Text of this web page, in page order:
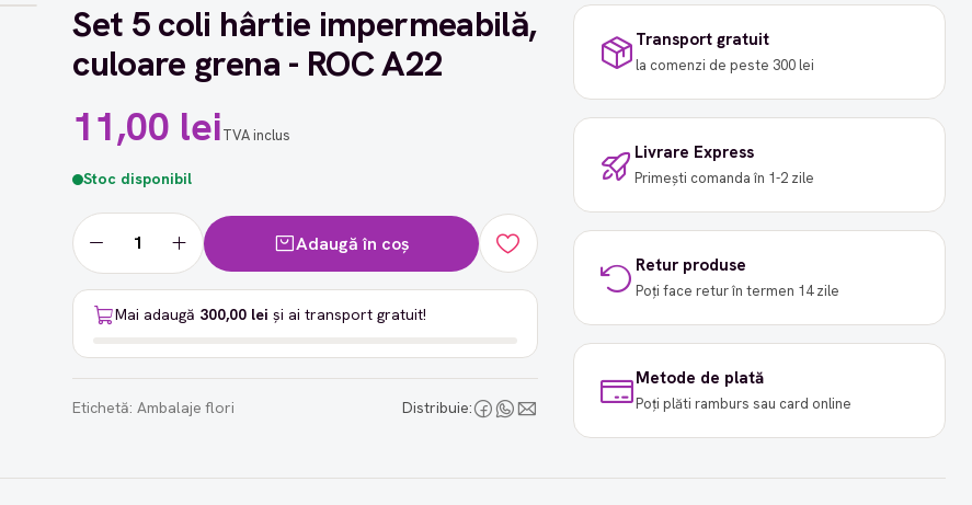
Set 5 coli hârtie impermeabilă,
culoare grena - ROC A22
11,00 leiTVA inclus
Stoc disponibil
Adaugă în coș
Mai adaugă 300,00 lei și ai transport gratuit!
Etichetă:Ambalaje flori Distribuie:
Transport gratuit
la comenzi de peste 300 lei
Livrare Express
Primești comanda în 1-2 zile
Retur produse
Poți face retur în termen 14 zile
Metode de plată
Poți plăti ramburs sau card online